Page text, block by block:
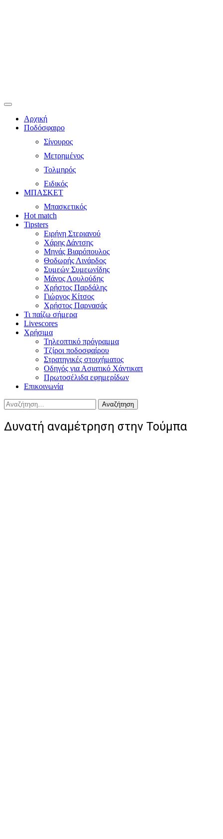
Αρχική
Ποδόσφαιρο
Σίγουρος
Μετρημένος
Τολμηρός
Ειδικός
ΜΠΑΣΚΕΤ
Μπασκετικός
Hot match
Tipsters
Ειρήνη Στεριανού
Χάρης Δάντσης
Μηνάς Βιαρόπουλος
Θοδωρής Λινάρδος
Συμεών Συμεωνίδης
Μάνος Λουλούδης
Χρήστος Παρδάλης
Γιώργος Κίτσος
Χρήστος Παρνασάς
Τι παίζω σήμερα
Livescores
Χρήσιμα
Τηλεοπτικό πρόγραμμα
Τζίροι ποδοσφαίρου
Στρατηγικές στοιχήματος
Οδηγός για Ασιατικό Χάντικαπ
Πρωτοσέλιδα εφημερίδων
Επικοινωνία
Αναζήτηση
για:
Δυνατή αναμέτρηση στην Τούμπα